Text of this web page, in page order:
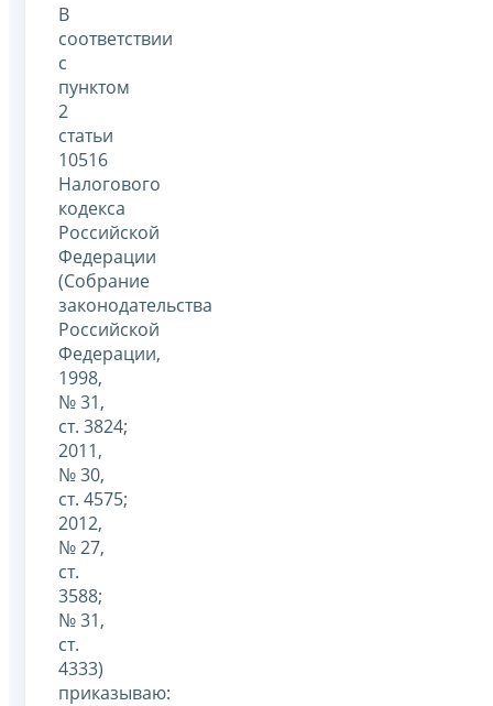
В
соответствии
с
пунктом
2
статьи
10516
Налогового
кодекса
Российской
Федерации
(Собрание
законодательства
Российской
Федерации,
1998,
№ 31,
ст. 3824;
2011,
№ 30,
ст. 4575;
2012,
№ 27,
ст.
3588;
№ 31,
ст.
4333)
приказываю: